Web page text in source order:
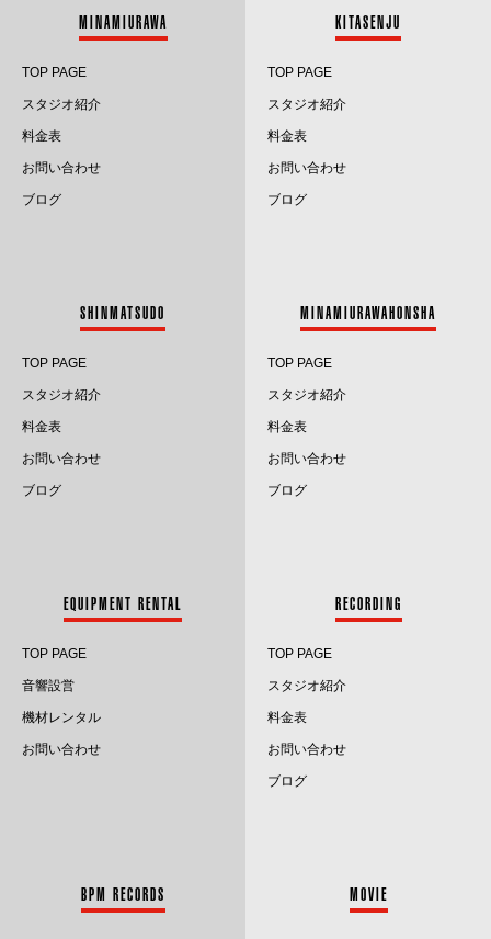
2025.1
2024.12
2024.11
2024.6
2024.2
2023.12
2023.11
MINAMIURAWA
TOP PAGE
スタジオ紹介
料金表
お問い合わせ
ブログ
KITASENJU
TOP PAGE
スタジオ紹介
料金表
お問い合わせ
ブログ
SHINMATSUDO
TOP PAGE
スタジオ紹介
料金表
お問い合わせ
ブログ
MINAMIURAWAHONSHA
TOP PAGE
スタジオ紹介
料金表
お問い合わせ
ブログ
EQUIPMENT RENTAL
TOP PAGE
音響設営
機材レンタル
お問い合わせ
RECORDING
TOP PAGE
スタジオ紹介
料金表
お問い合わせ
ブログ
BPM RECORDS MOVIE